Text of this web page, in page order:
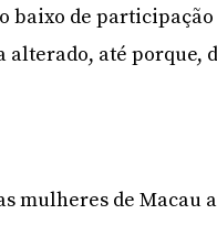
baixo de
alterado, até porque,
mulheres de Macau